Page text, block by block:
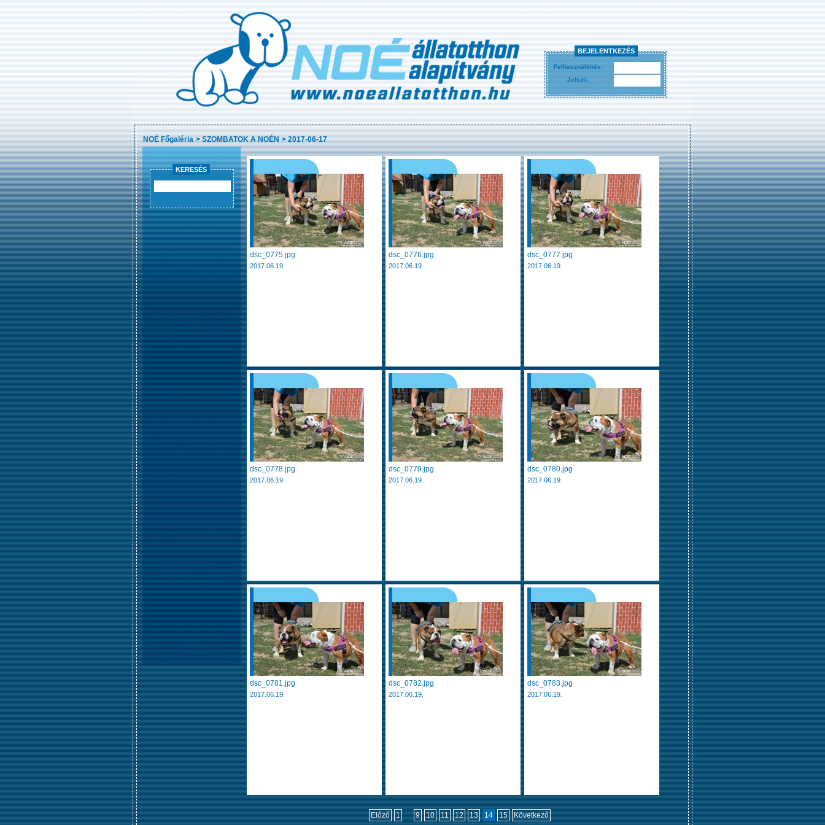
BEJELENTKEZÉS
Felhasználónév:
Jelszó:
NOÉ Főgaléria >SZOMBATOK A NOÉN >2017-06-17
KERESÉS
dsc_0775.jpg
2017.06.19.
dsc_0776.jpg
2017.06.19.
dsc_0777.jpg
2017.06.19.
dsc_0778.jpg
2017.06.19.
dsc_0779.jpg
2017.06.19.
dsc_0780.jpg
2017.06.19.
dsc_0781.jpg
2017.06.19.
dsc_0782.jpg
2017.06.19.
dsc_0783.jpg
2017.06.19.
Előző 1 ... 9 10 11 12 13 14 15 Következő